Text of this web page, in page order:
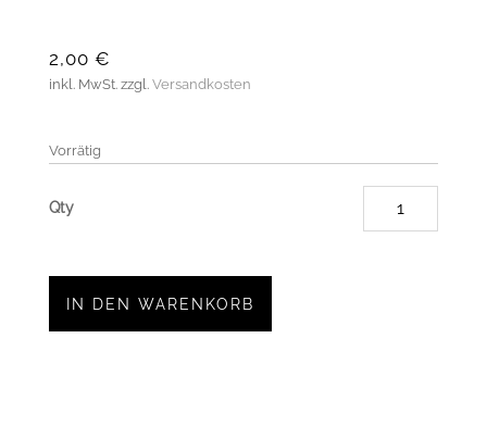
2,00 €
inkl. MwSt. zzgl. Versandkosten
Vorrätig
IN DEN WARENKORB